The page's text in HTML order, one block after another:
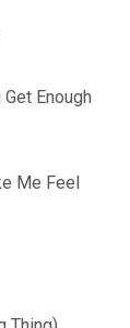
Get Enough
Me Feel